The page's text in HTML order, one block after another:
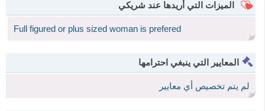
الميزات التي أريدها عند شريكي
Full figured or plus sized woman is prefered
المعايير التي ينبغي احترامها
لم يتم تخصيص أي معايير